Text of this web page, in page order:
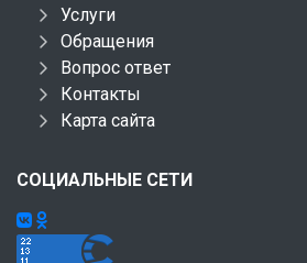
Услуги
Обращения
Вопрос ответ
Контакты
Карта сайта
СОЦИАЛЬНЫЕ СЕТИ